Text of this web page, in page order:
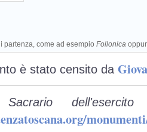
partenza, come ad esempio Follonica
è stato censito da
Sacrario